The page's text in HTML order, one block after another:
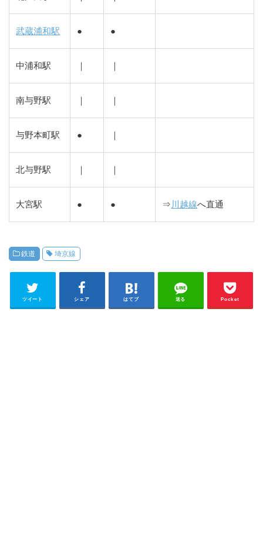
武蔵浦和駅 ● ●
中浦和駅 ｜ ｜
南与野駅 ｜ ｜
与野本町駅 ● ｜
北与野駅 ｜ ｜
大宮駅 ● ● ⇒ 川越線へ直通
鉄道 埼京線
ツイート シェア はてブ 送る Pocket